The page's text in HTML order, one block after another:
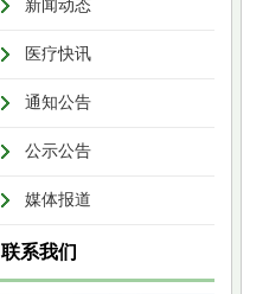
新闻动态
医疗快讯
通知公告
公示公告
媒体报道
联系我们